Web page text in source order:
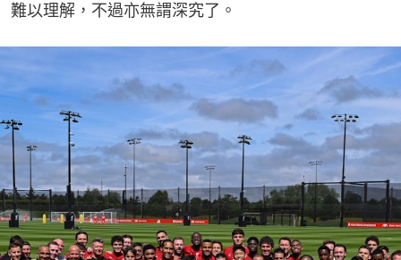
難以理解，不過亦無謂深究了。